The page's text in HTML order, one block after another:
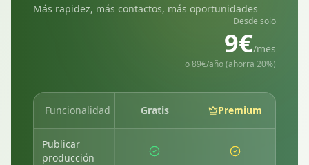
Más rapidez, más contactos, más oportunidades
Desde solo
9€/mes
o 89€/año (ahorra 20%)
Funcionalidad Gratis Premium
Publicar
producción